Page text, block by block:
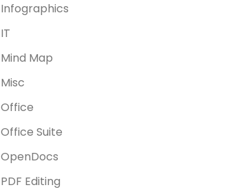
Infographics
IT
Mind Map
Misc
Office
Office Suite
OpenDocs
PDF Editing